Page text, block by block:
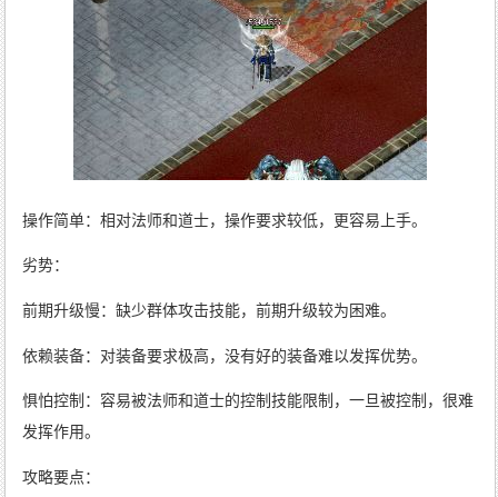
操作简单：相对法师和道士，操作要求较低，更容易上手。
劣势：
前期升级慢：缺少群体攻击技能，前期升级较为困难。
依赖装备：对装备要求极高，没有好的装备难以发挥优势。
惧怕控制：容易被法师和道士的控制技能限制，一旦被控制，很难
发挥作用。
攻略要点：